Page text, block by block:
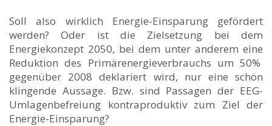
Soll also wirklich Energie-Einsparung gefördert
werden? Oder ist die Zielsetzung bei dem
Energiekonzept 2050, bei dem unter anderem eine
Reduktion des Primärenergieverbrauchs um 50%
gegenüber 2008 deklariert wird, nur eine schön
klingende Aussage. Bzw. sind Passagen der EEG-
Umlagenbefreiung kontraproduktiv zum Ziel der
Energie-Einsparung?